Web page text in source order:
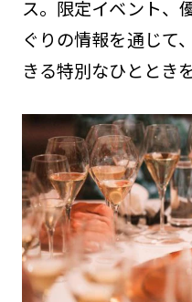
ス。限定イベント、
ぐりの情報を通じて
きる特別なひととき